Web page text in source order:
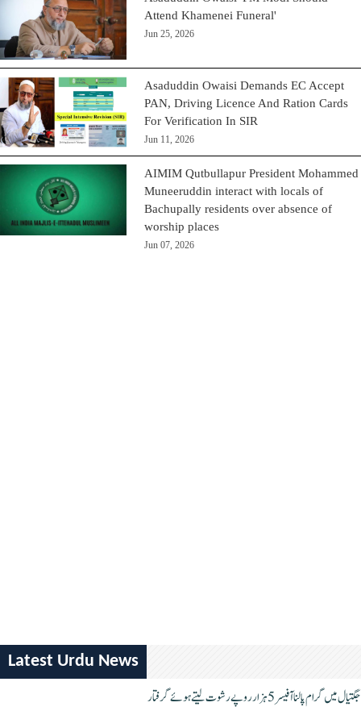
Attend Khamenei Funeral'
Jun 25, 2026
Asaduddin Owaisi Demands EC Accept
PAN, Driving Licence And Ration Cards
For Verification In SIR
Jun 11, 2026
AIMIM Qutbullapur President Mohammed
Muneeruddin interact with locals of
Bachupally residents over absence of
worship places
Jun 07, 2026
Latest Urdu News
جگتیال میں گرام پالنا آفیسر 5 ہزار روپے رشوت لیتے ہوئے گرفتار